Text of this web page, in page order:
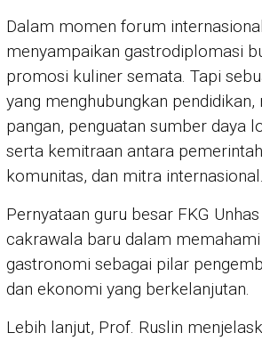
Dalam momen forum
menyampaikan gastrodiplomasi
promosi kuliner semata. Tapi
yang menghubungkan pendidikan,
pangan, penguatan sumber daya
serta kemitraan antara
komunitas, dan mitra internasional.
Pernyataan guru besar FKG
cakrawala baru dalam
gastronomi sebagai pilar
dan ekonomi yang berkelanjutan.
Lebih lanjut, Prof. Ruslin